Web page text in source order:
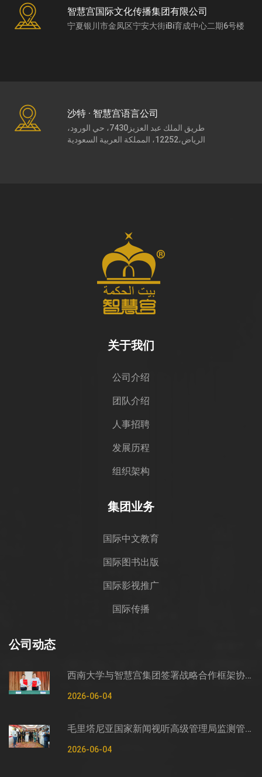
智慧宫国际文化传播集团有限公司
宁夏银川市金凤区宁安大街iBi育成中心二期6号楼
沙特 · 智慧宫语言公司
طريق الملك عبد العزيز7430، حي الورود،
الرياض،12252، المملكة العربية السعودية
关于我们
公司介绍
团队介绍
人事招聘
发展历程
组织架构
集团业务
国际中文教育
国际图书出版
国际影视推广
国际传播
公司动态
西南大学与智慧宫集团签署战略合作框架协议
2026-06-04
毛里塔尼亚国家新闻视听高级管理局监测管控司司长穆罕默德·哈桑·埃萨利姆一行莅临智慧宫调研
2026-06-04